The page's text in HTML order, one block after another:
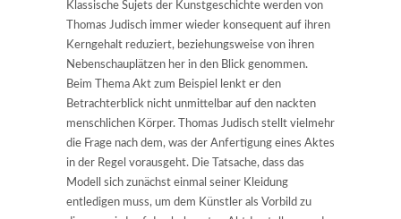
Klassische Sujets der Kunstgeschichte werden von
Thomas Judisch immer wieder konsequent auf ihren
Kerngehalt reduziert, beziehungsweise von ihren
Nebenschauplätzen her in den Blick genommen.
Beim Thema Akt zum Beispiel lenkt er den
Betrachterblick nicht unmittelbar auf den nackten
menschlichen Körper. Thomas Judisch stellt vielmehr
die Frage nach dem, was der Anfertigung eines Aktes
in der Regel vorausgeht. Die Tatsache, dass das
Modell sich zunächst einmal seiner Kleidung
entledigen muss, um dem Künstler als Vorbild zu